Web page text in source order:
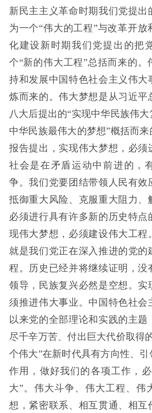
新民主主义革命时期我们党提出
为一个“伟大的工程”与改革开放
化建设新时期我们党提出的把
个“新的伟大工程”总括而来的。
持和发展中国特色社会主义伟大
炼而来的。伟大梦想是从习近平
八大后提出的“实现中华民族伟
中华民族最伟大的梦想”概括而
报告提出，实现伟大梦想，必须
社会是在矛盾运动中前进的，
争。我们党要团结带领人民有效
抵御重大风险、克服重大阻力、
必须进行具有许多新的历史特点
现伟大梦想，必须建设伟大工程
就是我们党正在深入推进的党的
程。历史已经并将继续证明，没
领导，民族复兴必然是空想。实
须推进伟大事业。中国特色社会
以来党的全部理论和实践的主题
尽千辛万苦、付出巨大代价取得
个伟大”在新时代具有方向性、
作用，做好我们的各项工作，
大”。伟大斗争、伟大工程、伟
想，紧密联系、相互贯通、相互